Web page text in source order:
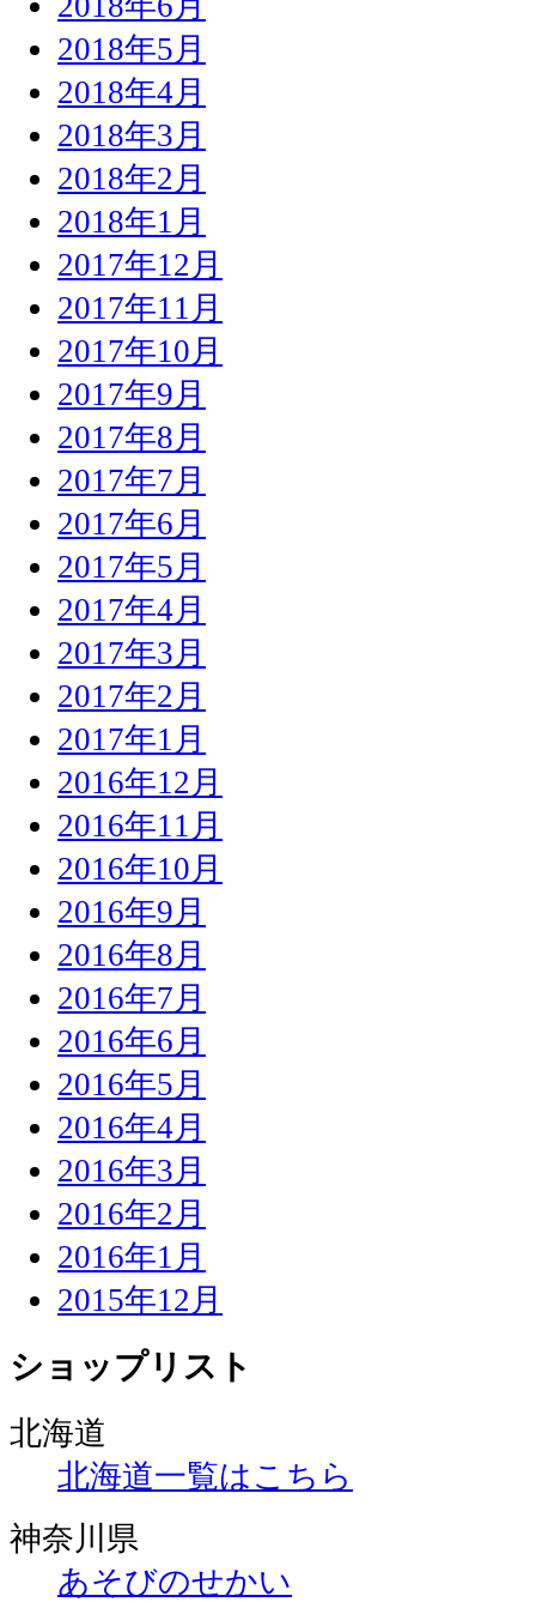
2018年5月
2018年4月
2018年3月
2018年2月
2018年1月
2017年12月
2017年11月
2017年10月
2017年9月
2017年8月
2017年7月
2017年6月
2017年5月
2017年4月
2017年3月
2017年2月
2017年1月
2016年12月
2016年11月
2016年10月
2016年9月
2016年8月
2016年7月
2016年6月
2016年5月
2016年4月
2016年3月
2016年2月
2016年1月
2015年12月
ショップリスト
北海道
北海道一覧はこちら
神奈川県
あそびのせかい